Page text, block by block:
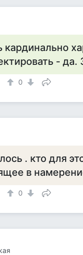
кардинально
-
0
. кто для
в
0